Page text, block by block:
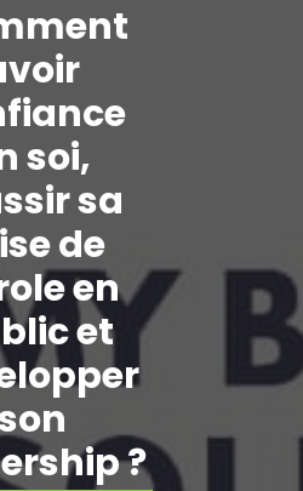
soi,
sa
de
en
et
?